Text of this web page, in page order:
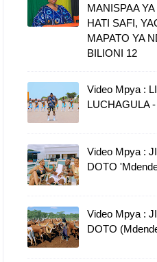
MANISPAA
HATI SAFI,
MAPATO YA
BILIONI 12
Video Mpya :
LUCHAGULA
Video Mpya :
DOTO
Video Mpya :
DOTO